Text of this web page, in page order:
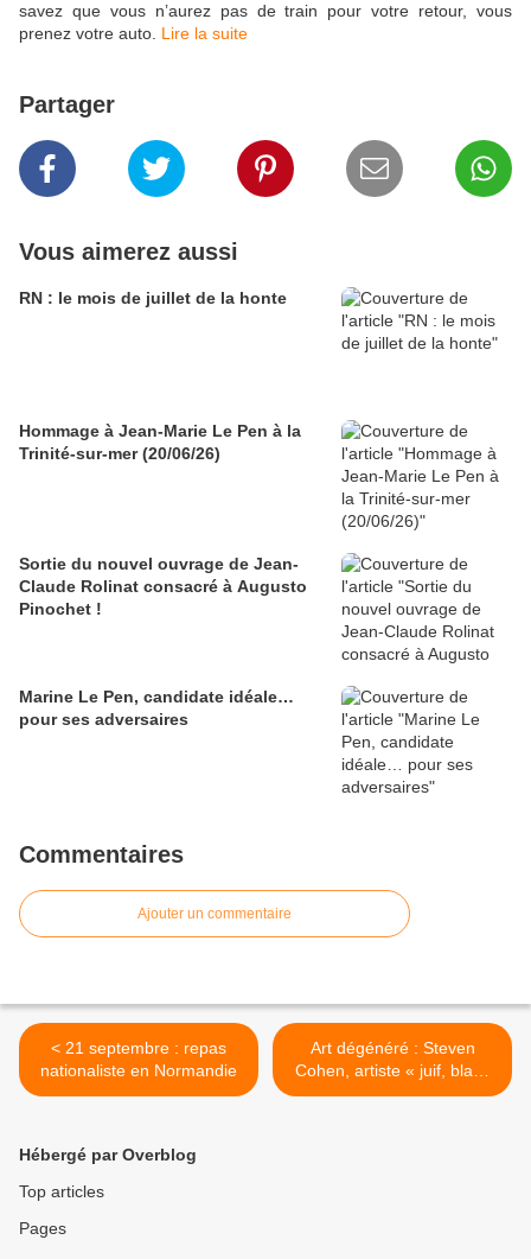
savez que vous n’aurez pas de train pour votre retour, vous
prenez votre auto. Lire la suite
Partager
Vous aimerez aussi
RN : le mois de juillet de la honte
Hommage à Jean-Marie Le Pen à la
Trinité-sur-mer (20/06/26)
Sortie du nouvel ouvrage de Jean-
Claude Rolinat consacré à Augusto
Pinochet !
Marine Le Pen, candidate idéale…
pour ses adversaires
Commentaires
Ajouter un commentaire
< 21 septembre : repas
nationaliste en Normandie
Art dégénéré : Steven
Cohen, artiste « juif, blanc
et pédé », le sexe
Hébergé par Overblog
Top articles
Pages